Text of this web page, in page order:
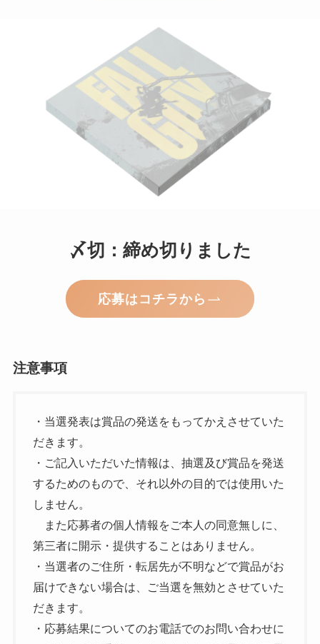
〆切：締め切りました
応募はコチラから
注意事項
・当選発表は賞品の発送をもってかえさせていた
だきます。
・ご記入いただいた情報は、抽選及び賞品を発送
するためのもので、それ以外の目的では使用いた
しません。
また応募者の個人情報をご本人の同意無しに、
第三者に開示・提供することはありません。
・当選者のご住所・転居先が不明などで賞品がお
届けできない場合は、ご当選を無効とさせていた
だきます。
・応募結果についてのお電話でのお問い合わせに